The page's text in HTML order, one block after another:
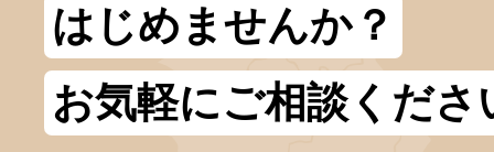
はじめませんか？
お気軽にご相談くださ